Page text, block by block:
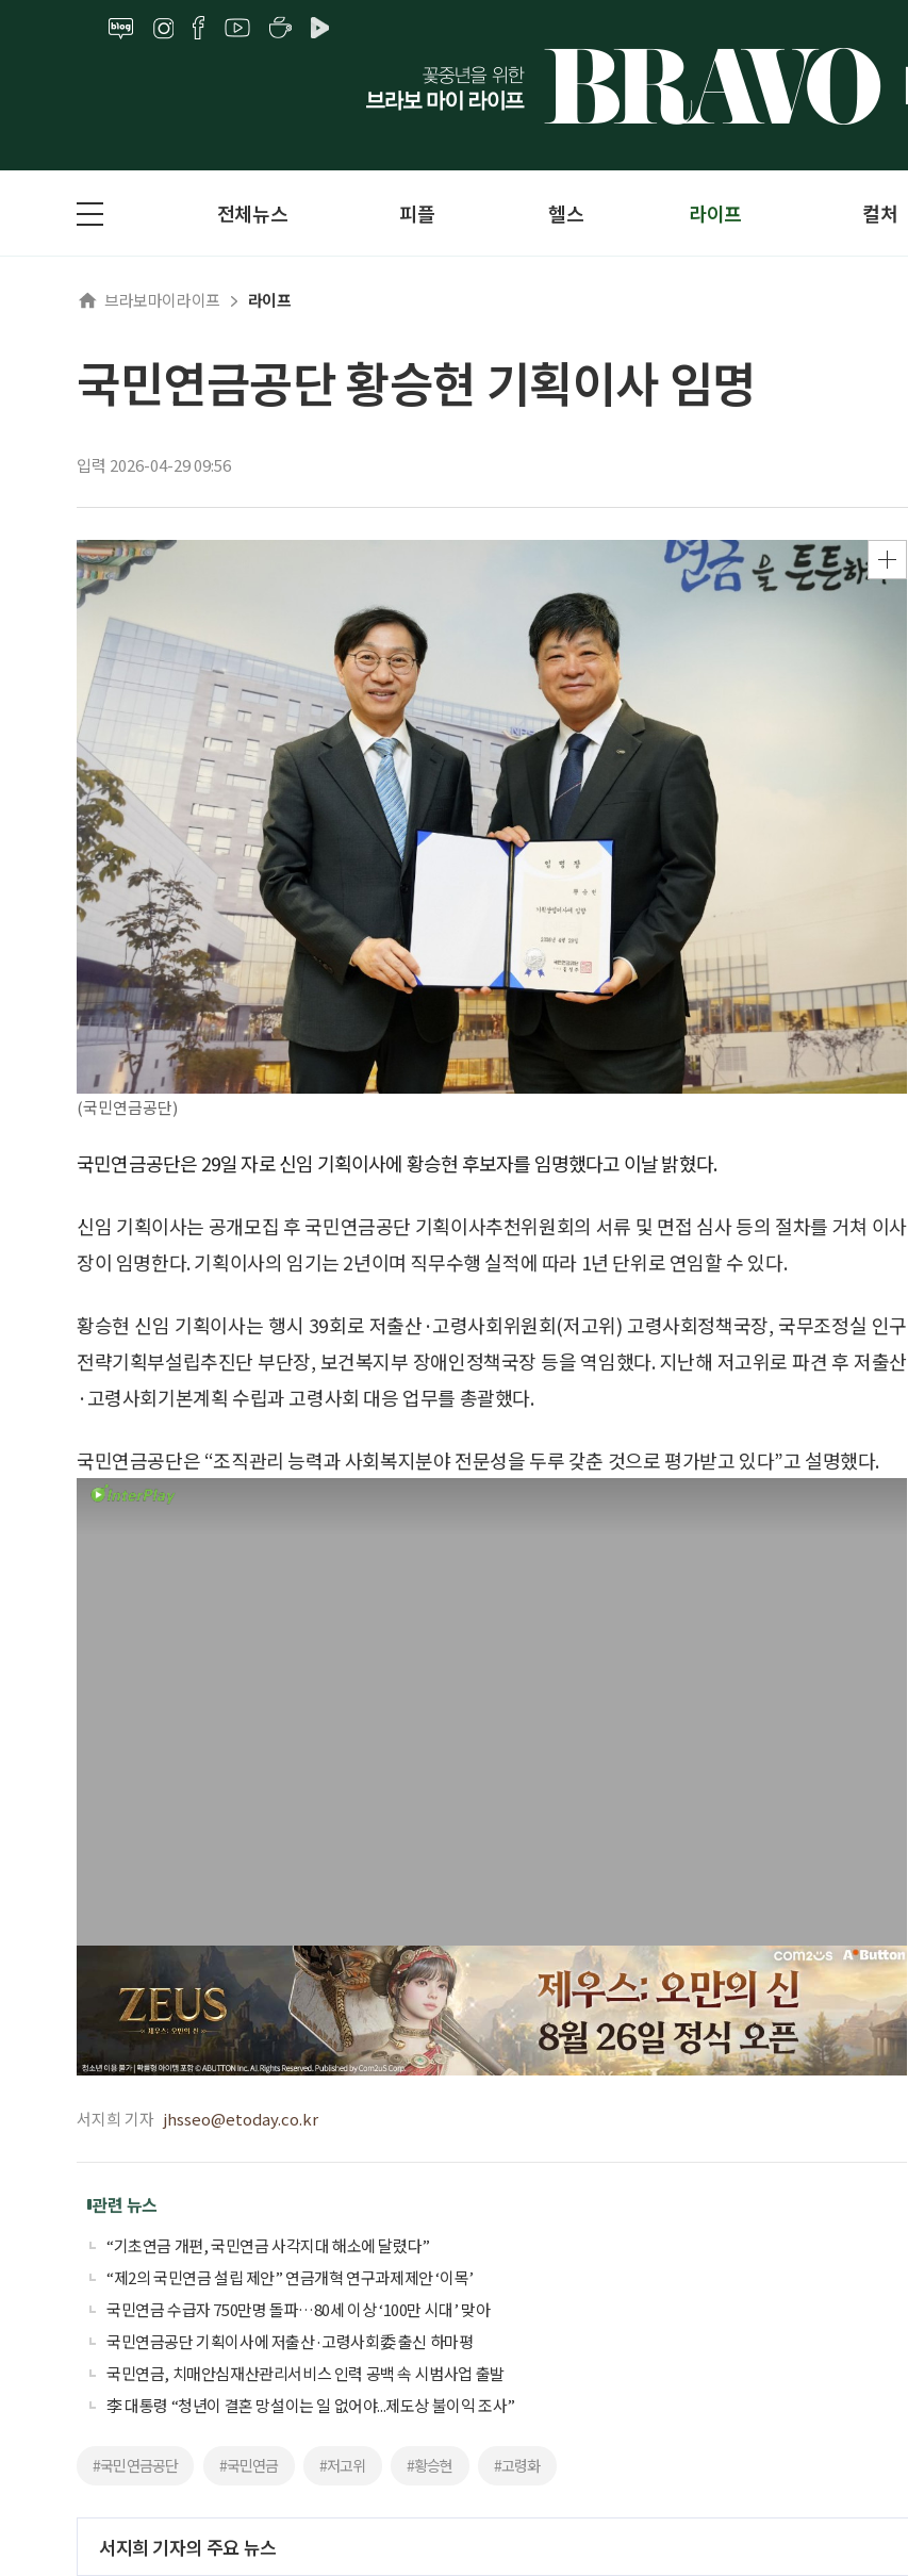
전체뉴스 피플 헬스 라이프 컬처
브라보마이라이프 라이프
국민연금공단 황승현 기획이사 임명
입력 2026-04-29 09:56
(국민연금공단)
국민연금공단은 29일 자로 신임 기획이사에 황승현 후보자를 임명했다고 이날 밝혔다.
신임 기획이사는 공개모집 후 국민연금공단 기획이사추천위원회의 서류 및 면접 심사 등의 절차를 거쳐 이사
장이 임명한다. 기획이사의 임기는 2년이며 직무수행 실적에 따라 1년 단위로 연임할 수 있다.
황승현 신임 기획이사는 행시 39회로 저출산·고령사회위원회(저고위) 고령사회정책국장, 국무조정실 인구
전략기획부설립추진단 부단장, 보건복지부 장애인정책국장 등을 역임했다. 지난해 저고위로 파견 후 저출산
·고령사회기본계획 수립과 고령사회 대응 업무를 총괄했다.
국민연금공단은 “조직관리 능력과 사회복지분야 전문성을 두루 갖춘 것으로 평가받고 있다”고 설명했다.
서지희 기자 jhsseo@etoday.co.kr
관련 뉴스
“기초연금 개편, 국민연금 사각지대 해소에 달렸다”
“제2의 국민연금 설립 제안” 연금개혁 연구과제제안 ‘이목’
국민연금 수급자 750만명 돌파…80세 이상 ‘100만 시대’ 맞아
국민연금공단 기획이사에 저출산·고령사회委 출신 하마평
국민연금, 치매안심재산관리서비스 인력 공백 속 시범사업 출발
李 대통령 “청년이 결혼 망설이는 일 없어야...제도상 불이익 조사”
#국민연금공단 #국민연금 #저고위 #황승현 #고령화
서지희 기자의 주요 뉴스